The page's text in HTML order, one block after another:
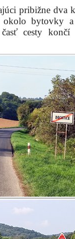
pribižne dva
bytovky a
časť cesty